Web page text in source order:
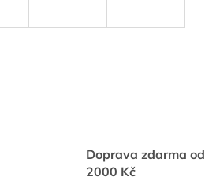
Doprava zdarma od
2000 Kč